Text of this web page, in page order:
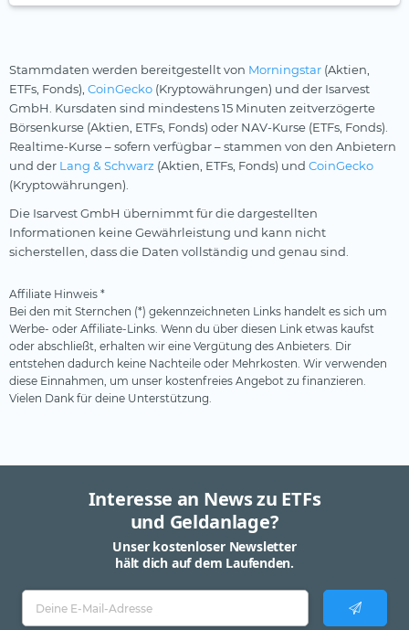
Stammdaten werden bereitgestellt von Morningstar (Aktien,
ETFs, Fonds), CoinGecko (Kryptowährungen) und der Isarvest
GmbH. Kursdaten sind mindestens 15 Minuten zeitverzögerte
Börsenkurse (Aktien, ETFs, Fonds) oder NAV-Kurse (ETFs, Fonds).
Realtime-Kurse – sofern verfügbar – stammen von den Anbietern
und der Lang & Schwarz (Aktien, ETFs, Fonds) und CoinGecko
(Kryptowährungen).
Die Isarvest GmbH übernimmt für die dargestellten
Informationen keine Gewährleistung und kann nicht
sicherstellen, dass die Daten vollständig und genau sind.
Affiliate Hinweis *
Bei den mit Sternchen (*) gekennzeichneten Links handelt es sich um
Werbe- oder Affiliate-Links. Wenn du über diesen Link etwas kaufst
oder abschließt, erhalten wir eine Vergütung des Anbieters. Dir
entstehen dadurch keine Nachteile oder Mehrkosten. Wir verwenden
diese Einnahmen, um unser kostenfreies Angebot zu finanzieren.
Vielen Dank für deine Unterstützung.
Interesse an News zu ETFs
und Geldanlage?
Unser kostenloser Newsletter
hält dich auf dem Laufenden.